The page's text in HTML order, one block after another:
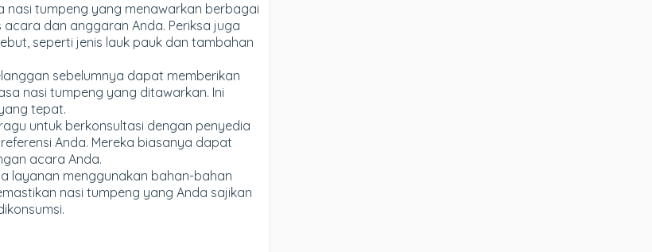
nasi tumpeng yang menawarkan berbagai
dan anggaran Anda. Periksa juga
seperti jenis lauk pauk dan tambahan
sebelumnya dapat memberikan
nasi tumpeng yang ditawarkan. Ini
tepat.
untuk berkonsultasi dengan penyedia
Anda. Mereka biasanya dapat
acara Anda.
layanan menggunakan bahan-bahan
nasi tumpeng yang Anda sajikan